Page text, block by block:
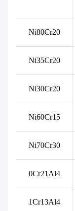
Ni80Cr20
Ni35Cr20
Ni30Cr20
Ni60Cr15
Ni70Cr30
0Cr21Al4
1Cr13Al4